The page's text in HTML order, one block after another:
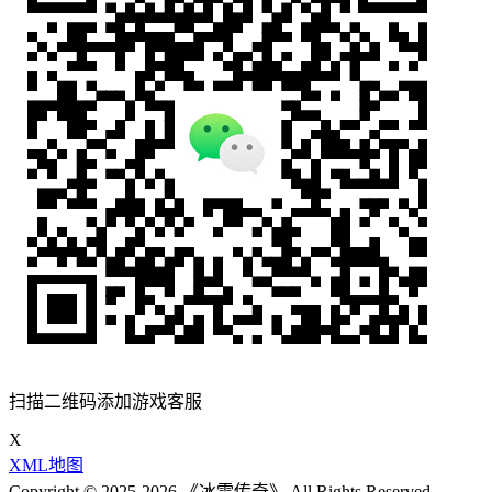
扫描二维码添加游戏客服
X
XML地图